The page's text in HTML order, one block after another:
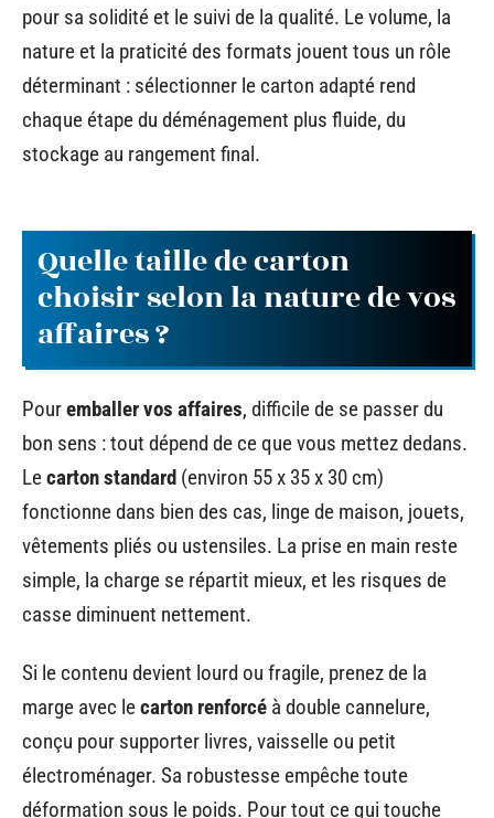
pour sa solidité et le suivi de la qualité. Le volume, la
nature et la praticité des formats jouent tous un rôle
déterminant : sélectionner le carton adapté rend
chaque étape du déménagement plus fluide, du
stockage au rangement final.
Quelle taille de carton
choisir selon la nature de vos
affaires ?
Pouremballer vos affaires, difficile de se passer du
bon sens : tout dépend de ce que vous mettez dedans.
Lecarton standard (environ 55 x 35 x 30 cm)
fonctionne dans bien des cas, linge de maison, jouets,
vêtements pliés ou ustensiles. La prise en main reste
simple, la charge se répartit mieux, et les risques de
casse diminuent nettement.
Si le contenu devient lourd ou fragile, prenez de la
marge avec lecarton renforcé à double cannelure,
conçu pour supporter livres, vaisselle ou petit
électroménager. Sa robustesse empêche toute
déformation sous le poids. Pour tout ce qui touche